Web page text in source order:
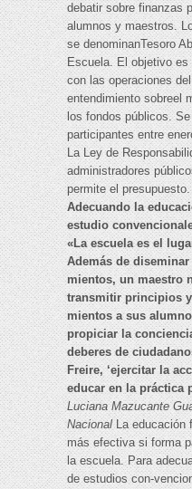
debatir sobre finanzas
alumnos y maestros.
se denominanTesoro
Escuela. El objetivo es
con las operaciones
entendimiento sobreel
los fondos públicos.
participantes entre
La Ley de
administradores
permite el presupuesto.
Adecuando la
estudio
«La escuela es el
Además de
mientos, un maestro
transmitir principios
mientos a sus
propiciar la
deberes de
Freire, ‘ejercitar la
educar en la práctica
Luciana Mazucante
NacionalLa educación
más efectiva si forma
la escuela. Para
de estudios con-